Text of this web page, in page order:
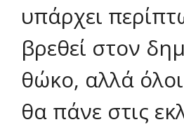
υπάρχει
βρεθεί στον
θώκο, αλλά
θα πάνε στις